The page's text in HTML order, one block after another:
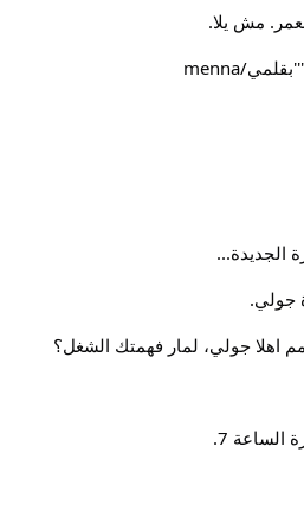
مش يلا.
"''''''''''''''‘''''''‘''''''''''''''''''''''''''''''''''''بقلمي/menna
الجديدة...
جولي.
اهلا جولي، لمار فهمتك الشغل؟
7.